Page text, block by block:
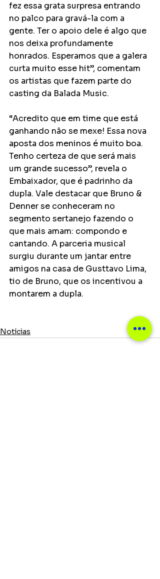
fez essa grata surpresa entrando
no palco para gravá-la com a
gente. Ter o apoio dele é algo que
nos deixa profundamente
honrados. Esperamos que a galera
curta muito esse hit”, comentam
os artistas que fazem parte do
casting da Balada Music.
“Acredito que em time que está
ganhando não se mexe! Essa nova
aposta dos meninos é muito boa.
Tenho certeza de que será mais
um grande sucesso”, revela o
Embaixador, que é padrinho da
dupla. Vale destacar que Bruno &
Denner se conheceram no
segmento sertanejo fazendo o
que mais amam: compondo e
cantando. A parceria musical
surgiu durante um jantar entre
amigos na casa de Gusttavo Lima,
tio de Bruno, que os incentivou a
montarem a dupla.
Notícias